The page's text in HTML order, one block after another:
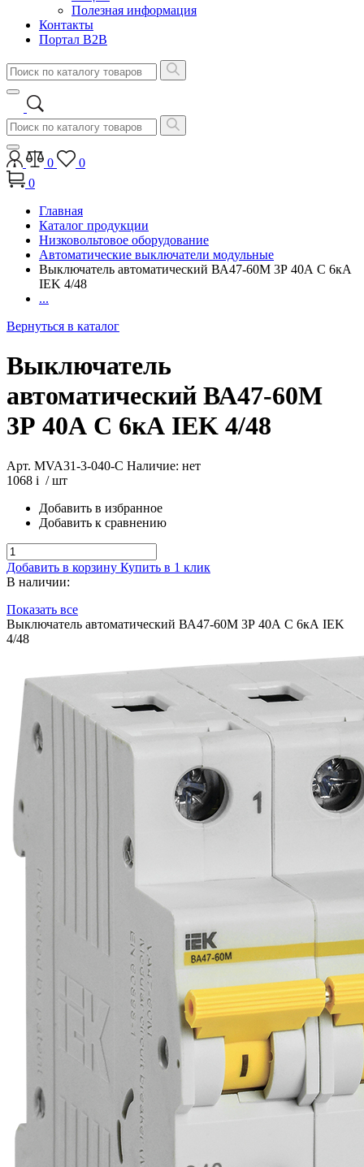
Полезная информация
Контакты
Портал B2B
0
0
0
Главная
Каталог продукции
Низковольтовое оборудование
Автоматические выключатели модульные
Выключатель автоматический ВА47-60М 3Р 40А C 6кА
IEK 4/48
...
Вернуться в каталог
Выключатель
автоматический ВА47-60М
3Р 40А C 6кА IEK 4/48
Арт. MVA31-3-040-C Наличие: нет
1068 i / шт
Добавить в избранное
Добавить к сравнению
Добавить в корзину Купить в 1 клик
В наличии:
Показать все
Выключатель автоматический ВА47-60М 3Р 40А C 6кА IEK
4/48